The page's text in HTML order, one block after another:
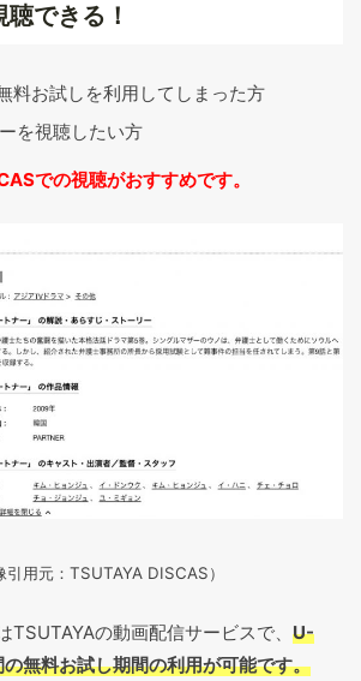
できる！
料お試しを利用してしまった方
を視聴したい方
での視聴がおすすめです。
引用元：TSUTAYA DISCAS）
TSUTAYAの動画配信サービスで、 U-
無料お試し期間の利用が可能です。